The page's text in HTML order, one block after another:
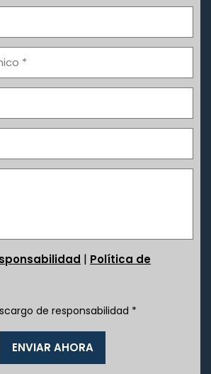
| Política de
de responsabilidad *